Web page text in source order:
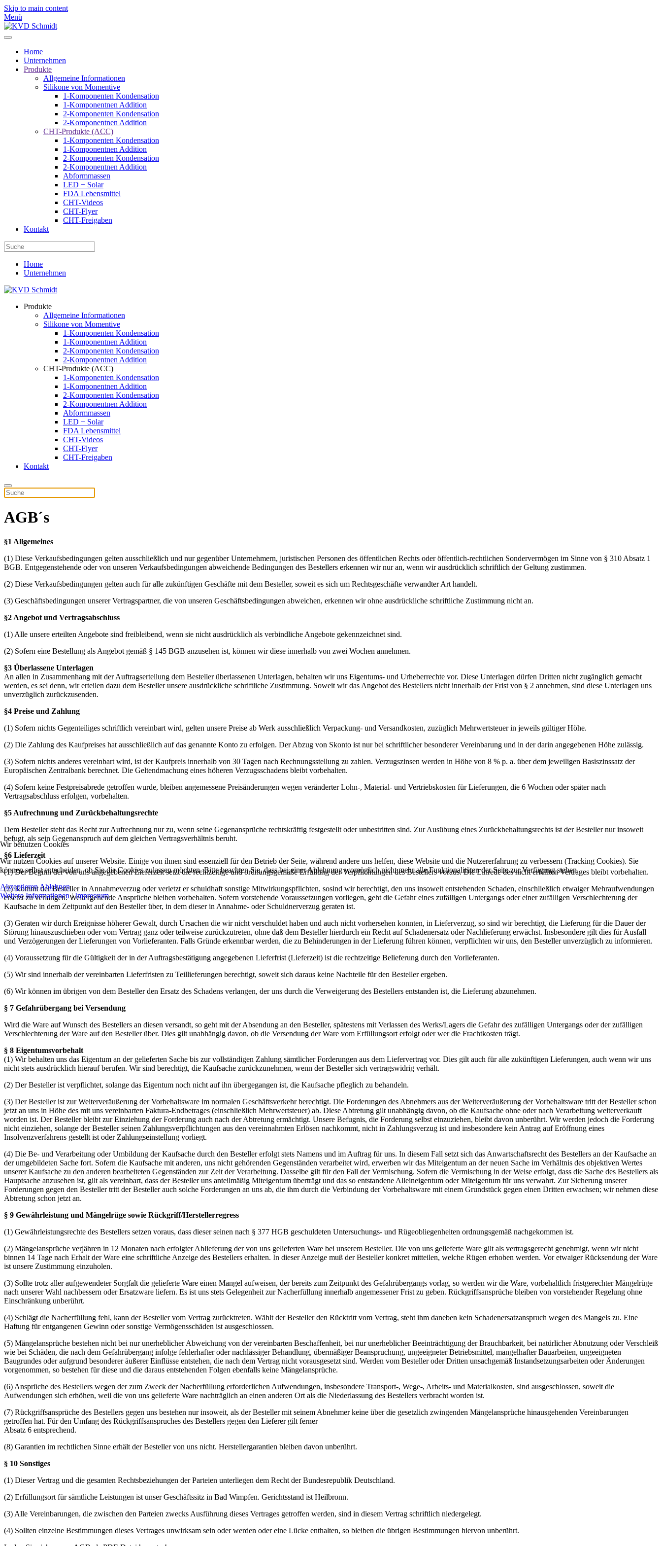
Skip to main content
Menü
Home
Unternehmen
Produkte
Allgemeine Informationen
Silikone von Momentive
1-Komponenten Kondensation
1-Komponentnen Addition
2-Komponenten Kondensation
2-Komponentnen Addition
CHT-Produkte (ACC)
1-Komponenten Kondensation
1-Komponentnen Addition
2-Komponenten Kondensation
2-Komponentnen Addition
Abformmassen
LED + Solar
FDA Lebensmittel
CHT-Videos
CHT-Flyer
CHT-Freigaben
Kontakt
Home
Unternehmen
Produkte
Allgemeine Informationen
Silikone von Momentive
1-Komponenten Kondensation
1-Komponentnen Addition
2-Komponenten Kondensation
2-Komponentnen Addition
CHT-Produkte (ACC)
1-Komponenten Kondensation
1-Komponentnen Addition
2-Komponenten Kondensation
2-Komponentnen Addition
Abformmassen
LED + Solar
FDA Lebensmittel
CHT-Videos
CHT-Flyer
CHT-Freigaben
Kontakt
AGB´s
§1 Allgemeines
(1) Diese Verkaufsbedingungen gelten ausschließlich und nur gegenüber Unternehmern, juristischen Personen des öffentlichen Rechts oder öffentlich-rechtlichen Sondervermögen im Sinne von § 310 Absatz 1
BGB. Entgegenstehende oder von unseren Verkaufsbedingungen abweichende Bedingungen des Bestellers erkennen wir nur an, wenn wir ausdrücklich schriftlich der Geltung zustimmen.
(2) Diese Verkaufsbedingungen gelten auch für alle zukünftigen Geschäfte mit dem Besteller, soweit es sich um Rechtsgeschäfte verwandter Art handelt.
(3) Geschäftsbedingungen unserer Vertragspartner, die von unseren Geschäftsbedingungen abweichen, erkennen wir ohne ausdrückliche schriftliche Zustimmung nicht an.
§2 Angebot und Vertragsabschluss
(1) Alle unsere erteilten Angebote sind freibleibend, wenn sie nicht ausdrücklich als verbindliche Angebote gekennzeichnet sind.
(2) Sofern eine Bestellung als Angebot gemäß § 145 BGB anzusehen ist, können wir diese innerhalb von zwei Wochen annehmen.
§3 Überlassene Unterlagen
An allen in Zusammenhang mit der Auftragserteilung dem Besteller überlassenen Unterlagen, behalten wir uns Eigentums- und Urheberrechte vor. Diese Unterlagen dürfen Dritten nicht zugänglich gemacht
werden, es sei denn, wir erteilen dazu dem Besteller unsere ausdrückliche schriftliche Zustimmung. Soweit wir das Angebot des Bestellers nicht innerhalb der Frist von § 2 annehmen, sind diese Unterlagen uns
unverzüglich zurückzusenden.
§4 Preise und Zahlung
(1) Sofern nichts Gegenteiliges schriftlich vereinbart wird, gelten unsere Preise ab Werk ausschließlich Verpackung- und Versandkosten, zuzüglich Mehrwertsteuer in jeweils gültiger Höhe.
(2) Die Zahlung des Kaufpreises hat ausschließlich auf das genannte Konto zu erfolgen. Der Abzug von Skonto ist nur bei schriftlicher besonderer Vereinbarung und in der darin angegebenen Höhe zulässig.
(3) Sofern nichts anderes vereinbart wird, ist der Kaufpreis innerhalb von 30 Tagen nach Rechnungsstellung zu zahlen. Verzugszinsen werden in Höhe von 8 % p. a. über dem jeweiligen Basiszinssatz der
Europäischen Zentralbank berechnet. Die Geltendmachung eines höheren Verzugsschadens bleibt vorbehalten.
(4) Sofern keine Festpreisabrede getroffen wurde, bleiben angemessene Preisänderungen wegen veränderter Lohn-, Material- und Vertriebskosten für Lieferungen, die 6 Wochen oder später nach
Vertragsabschluss erfolgen, vorbehalten.
§5 Aufrechnung und Zurückbehaltungsrechte
Dem Besteller steht das Recht zur Aufrechnung nur zu, wenn seine Gegenansprüche rechtskräftig festgestellt oder unbestritten sind. Zur Ausübung eines Zurückbehaltungsrechts ist der Besteller nur insoweit
befugt, als sein Gegenanspruch auf dem gleichen Vertragsverhältnis beruht.
§6 Lieferzeit
(1) Der Beginn der von uns angegebenen Lieferzeit setzt die rechtzeitige und ordnungsgemäße Erfüllung der Verpflichtungen des Bestellers voraus. Die Einrede des nicht erfüllten Vertrages bleibt vorbehalten.
(2) Kommt der Besteller in Annahmeverzug oder verletzt er schuldhaft sonstige Mitwirkungspflichten, sosind wir berechtigt, den uns insoweit entstehenden Schaden, einschließlich etwaiger Mehraufwendungen
ersetzt zu verlangen. Weitergehende Ansprüche bleiben vorbehalten. Sofern vorstehende Voraussetzungen vorliegen, geht die Gefahr eines zufälligen Untergangs oder einer zufälligen Verschlechterung der
Kaufsache in dem Zeitpunkt auf den Besteller über, in dem dieser in Annahme- oder Schuldnerverzug geraten ist.
(3) Geraten wir durch Ereignisse höherer Gewalt, durch Ursachen die wir nicht verschuldet haben und auch nicht vorhersehen konnten, in Lieferverzug, so sind wir berechtigt, die Lieferung für die Dauer der
Störung hinauszuschieben oder vom Vertrag ganz oder teilweise zurückzutreten, ohne daß dem Besteller hierdurch ein Recht auf Schadenersatz oder Nachlieferung erwächst. Insbesondere gilt dies für Ausfall
und Verzögerungen der Lieferungen von Vorlieferanten. Falls Gründe erkennbar werden, die zu Behinderungen in der Lieferung führen können, verpflichten wir uns, den Besteller unverzüglich zu informieren.
(4) Voraussetzung für die Gültigkeit der in der Auftragsbestätigung angegebenen Lieferfrist (Lieferzeit) ist die rechtzeitige Belieferung durch den Vorlieferanten.
(5) Wir sind innerhalb der vereinbarten Lieferfristen zu Teillieferungen berechtigt, soweit sich daraus keine Nachteile für den Besteller ergeben.
(6) Wir können im übrigen von dem Besteller den Ersatz des Schadens verlangen, der uns durch die Verweigerung des Bestellers entstanden ist, die Lieferung abzunehmen.
§ 7 Gefahrübergang bei Versendung
Wird die Ware auf Wunsch des Bestellers an diesen versandt, so geht mit der Absendung an den Besteller, spätestens mit Verlassen des Werks/Lagers die Gefahr des zufälligen Untergangs oder der zufälligen
Verschlechterung der Ware auf den Besteller über. Dies gilt unabhängig davon, ob die Versendung der Ware vom Erfüllungsort erfolgt oder wer die Frachtkosten trägt.
§ 8 Eigentumsvorbehalt
(1) Wir behalten uns das Eigentum an der gelieferten Sache bis zur vollständigen Zahlung sämtlicher Forderungen aus dem Liefervertrag vor. Dies gilt auch für alle zukünftigen Lieferungen, auch wenn wir uns
nicht stets ausdrücklich hierauf berufen. Wir sind berechtigt, die Kaufsache zurückzunehmen, wenn der Besteller sich vertragswidrig verhält.
(2) Der Besteller ist verpflichtet, solange das Eigentum noch nicht auf ihn übergegangen ist, die Kaufsache pfleglich zu behandeln.
(3) Der Besteller ist zur Weiterveräußerung der Vorbehaltsware im normalen Geschäftsverkehr berechtigt. Die Forderungen des Abnehmers aus der Weiterveräußerung der Vorbehaltsware tritt der Besteller schon
jetzt an uns in Höhe des mit uns vereinbarten Faktura-Endbetrages (einschließlich Mehrwertsteuer) ab. Diese Abtretung gilt unabhängig davon, ob die Kaufsache ohne oder nach Verarbeitung weiterverkauft
worden ist. Der Besteller bleibt zur Einziehung der Forderung auch nach der Abtretung ermächtigt. Unsere Befugnis, die Forderung selbst einzuziehen, bleibt davon unberührt. Wir werden jedoch die Forderung
nicht einziehen, solange der Besteller seinen Zahlungsverpflichtungen aus den vereinnahmten Erlösen nachkommt, nicht in Zahlungsverzug ist und insbesondere kein Antrag auf Eröffnung eines
Insolvenzverfahrens gestellt ist oder Zahlungseinstellung vorliegt.
(4) Die Be- und Verarbeitung oder Umbildung der Kaufsache durch den Besteller erfolgt stets Namens und im Auftrag für uns. In diesem Fall setzt sich das Anwartschaftsrecht des Bestellers an der Kaufsache an
der umgebildeten Sache fort. Sofern die Kaufsache mit anderen, uns nicht gehörenden Gegenständen verarbeitet wird, erwerben wir das Miteigentum an der neuen Sache im Verhältnis des objektiven Wertes
unserer Kaufsache zu den anderen bearbeiteten Gegenständen zur Zeit der Verarbeitung. Dasselbe gilt für den Fall der Vermischung. Sofern die Vermischung in der Weise erfolgt, dass die Sache des Bestellers als
Hauptsache anzusehen ist, gilt als vereinbart, dass der Besteller uns anteilmäßig Miteigentum überträgt und das so entstandene Alleineigentum oder Miteigentum für uns verwahrt. Zur Sicherung unserer
Forderungen gegen den Besteller tritt der Besteller auch solche Forderungen an uns ab, die ihm durch die Verbindung der Vorbehaltsware mit einem Grundstück gegen einen Dritten erwachsen; wir nehmen diese
Abtretung schon jetzt an.
§ 9 Gewährleistung und Mängelrüge sowie Rückgriff/Herstellerregress
(1) Gewährleistungsrechte des Bestellers setzen voraus, dass dieser seinen nach § 377 HGB geschuldeten Untersuchungs- und Rügeobliegenheiten ordnungsgemäß nachgekommen ist.
(2) Mängelansprüche verjähren in 12 Monaten nach erfolgter Ablieferung der von uns gelieferten Ware bei unserem Besteller. Die von uns gelieferte Ware gilt als vertragsgerecht genehmigt, wenn wir nicht
binnen 14 Tage nach Erhalt der Ware eine schriftliche Anzeige des Bestellers erhalten. In dieser Anzeige muß der Besteller konkret mitteilen, welche Rügen erhoben werden. Vor etwaiger Rücksendung der Ware
ist unsere Zustimmung einzuholen.
(3) Sollte trotz aller aufgewendeter Sorgfalt die gelieferte Ware einen Mangel aufweisen, der bereits zum Zeitpunkt des Gefahrübergangs vorlag, so werden wir die Ware, vorbehaltlich fristgerechter Mängelrüge
nach unserer Wahl nachbessern oder Ersatzware liefern. Es ist uns stets Gelegenheit zur Nacherfüllung innerhalb angemessener Frist zu geben. Rückgriffsansprüche bleiben von vorstehender Regelung ohne
Einschränkung unberührt.
(4) Schlägt die Nacherfüllung fehl, kann der Besteller vom Vertrag zurücktreten. Wählt der Besteller den Rücktritt vom Vertrag, steht ihm daneben kein Schadenersatzanspruch wegen des Mangels zu. Eine
Haftung für entgangenen Gewinn oder sonstige Vermögensschäden ist ausgeschlossen.
(5) Mängelansprüche bestehen nicht bei nur unerheblicher Abweichung von der vereinbarten Beschaffenheit, bei nur unerheblicher Beeinträchtigung der Brauchbarkeit, bei natürlicher Abnutzung oder Verschleiß
wie bei Schäden, die nach dem Gefahrübergang infolge fehlerhafter oder nachlässiger Behandlung, übermäßiger Beanspruchung, ungeeigneter Betriebsmittel, mangelhafter Bauarbeiten, ungeeigneten
Baugrundes oder aufgrund besonderer äußerer Einflüsse entstehen, die nach dem Vertrag nicht vorausgesetzt sind. Werden vom Besteller oder Dritten unsachgemäß Instandsetzungsarbeiten oder Änderungen
vorgenommen, so bestehen für diese und die daraus entstehenden Folgen ebenfalls keine Mängelansprüche.
(6) Ansprüche des Bestellers wegen der zum Zweck der Nacherfüllung erforderlichen Aufwendungen, insbesondere Transport-, Wege-, Arbeits- und Materialkosten, sind ausgeschlossen, soweit die
Aufwendungen sich erhöhen, weil die von uns gelieferte Ware nachträglich an einen anderen Ort als die Niederlassung des Bestellers verbracht worden ist.
(7) Rückgriffsansprüche des Bestellers gegen uns bestehen nur insoweit, als der Besteller mit seinem Abnehmer keine über die gesetzlich zwingenden Mängelansprüche hinausgehenden Vereinbarungen
getroffen hat. Für den Umfang des Rückgriffsanspruches des Bestellers gegen den Lieferer gilt ferner
Absatz 6 entsprechend.
(8) Garantien im rechtlichen Sinne erhält der Besteller von uns nicht. Herstellergarantien bleiben davon unberührt.
§ 10 Sonstiges
(1) Dieser Vertrag und die gesamten Rechtsbeziehungen der Parteien unterliegen dem Recht der Bundesrepublik Deutschland.
(2) Erfüllungsort für sämtliche Leistungen ist unser Geschäftssitz in Bad Wimpfen. Gerichtsstand ist Heilbronn.
(3) Alle Vereinbarungen, die zwischen den Parteien zwecks Ausführung dieses Vertrages getroffen werden, sind in diesem Vertrag schriftlich niedergelegt.
(4) Sollten einzelne Bestimmungen dieses Vertrages unwirksam sein oder werden oder eine Lücke enthalten, so bleiben die übrigen Bestimmungen hiervon unberührt.
Wir benutzen Cookies
Wir nutzen Cookies auf unserer Website. Einige von ihnen sind essenziell für den Betrieb der Seite, während andere uns helfen, diese Website und die Nutzererfahrung zu verbessern (Tracking Cookies). Sie
können selbst entscheiden, ob Sie die Cookies zulassen möchten. Bitte beachten Sie, dass bei einer Ablehnung womöglich nicht mehr alle Funktionalitäten der Seite zur Verfügung stehen.
Akzeptieren Ablehnen
Weitere Informationen|Impressum